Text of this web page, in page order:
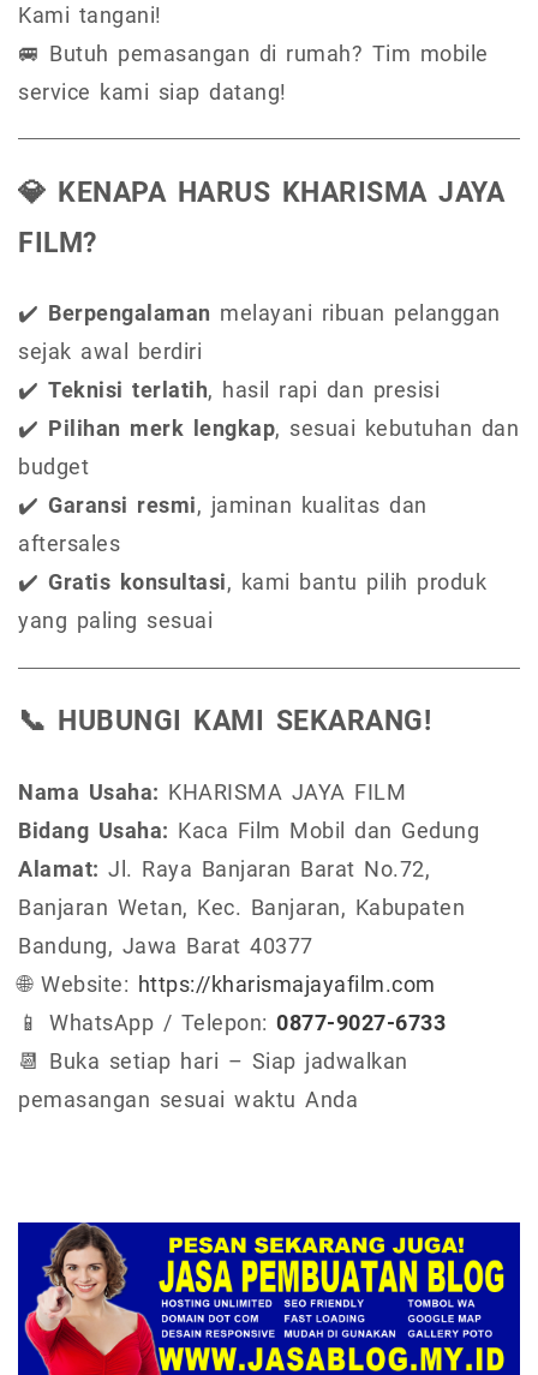
Kami tangani!
🚐 Butuh pemasangan di rumah? Tim mobile
service kami siap datang!
💎 KENAPA HARUS KHARISMA JAYA
FILM?
✔️ Berpengalaman melayani ribuan pelanggan
sejak awal berdiri
✔️ Teknisi terlatih, hasil rapi dan presisi
✔️ Pilihan merk lengkap, sesuai kebutuhan dan
budget
✔️ Garansi resmi, jaminan kualitas dan
aftersales
✔️ Gratis konsultasi, kami bantu pilih produk
yang paling sesuai
📞 HUBUNGI KAMI SEKARANG!
Nama Usaha: KHARISMA JAYA FILM
Bidang Usaha: Kaca Film Mobil dan Gedung
Alamat: Jl. Raya Banjaran Barat No.72,
Banjaran Wetan, Kec. Banjaran, Kabupaten
Bandung, Jawa Barat 40377
🌐 Website: https://kharismajayafilm.com
📱 WhatsApp / Telepon: 0877-9027-6733
📆 Buka setiap hari – Siap jadwalkan
pemasangan sesuai waktu Anda